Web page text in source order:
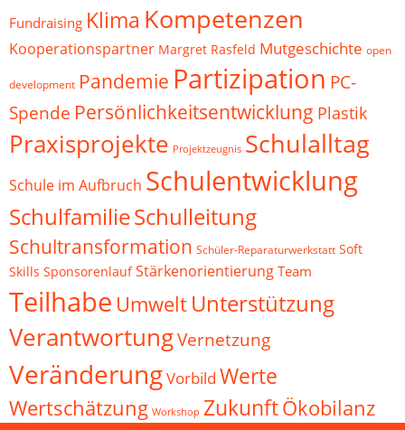
Fundraising Klima Kompetenzen
Kooperationspartner Margret Rasfeld Mutgeschichte open
development Pandemie Partizipation PC-
Spende Persönlichkeitsentwicklung Plastik
Praxisprojekte Projektzeugnis Schulalltag
Schule im Aufbruch Schulentwicklung
SchulfamilieSchulleitung
Schultransformation Schüler-Reparaturwerkstatt Soft
Skills Sponsorenlauf Stärkenorientierung Team
Teilhabe Umwelt Unterstützung
VerantwortungVernetzung
VeränderungVorbild Werte
Wertschätzung Workshop ZukunftÖkobilanz